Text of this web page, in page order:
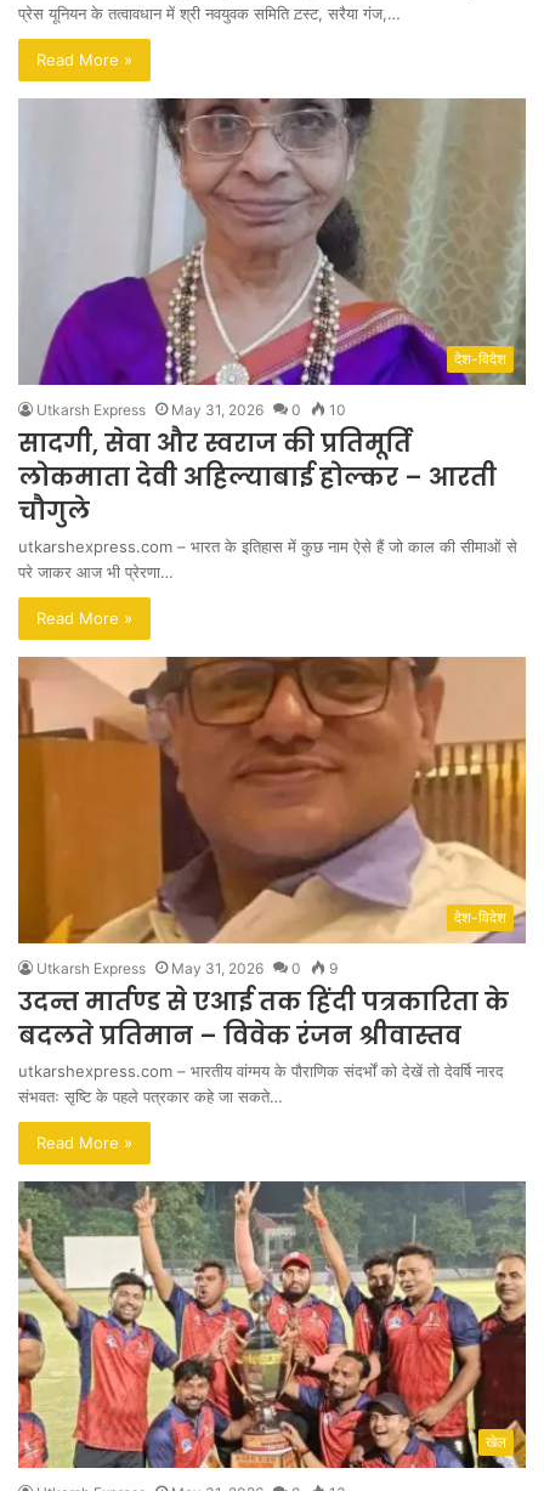
प्रेस यूनियन के तत्वावधान में श्री नवयुवक समिति ट़स्ट, सरैया गंज,…
Read More »
देश-विदेश
Utkarsh Express May 31, 2026 0 10
सादगी, सेवा और स्वराज की प्रतिमूर्ति
लोकमाता देवी अहिल्याबाई होल्कर – आरती
चौगुले
utkarshexpress.com – भारत के इतिहास में कुछ नाम ऐसे हैं जो काल की सीमाओं से
परे जाकर आज भी प्रेरणा…
Read More »
देश-विदेश
Utkarsh Express May 31, 2026 0 9
उदन्त मार्तण्ड से एआई तक हिंदी पत्रकारिता के
बदलते प्रतिमान – विवेक रंजन श्रीवास्तव
utkarshexpress.com – भारतीय वांग्मय के पौराणिक संदर्भों को देखें तो देवर्षि नारद
संभवतः सृष्टि के पहले पत्रकार कहे जा सकते…
Read More »
खेल